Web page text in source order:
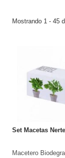
Mostrando 1 - 45
Set Macetas Nertel